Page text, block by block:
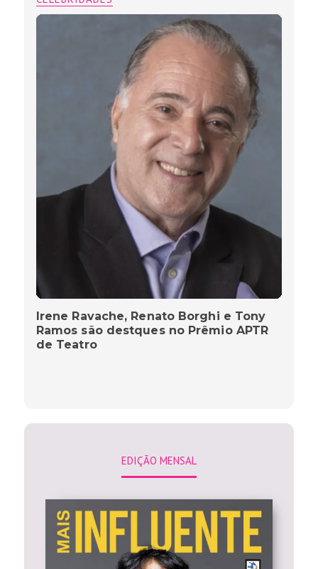
Irene Ravache, Renato Borghi e Tony
Ramos são destques no Prêmio APTR
de Teatro
EDIÇÃO MENSAL